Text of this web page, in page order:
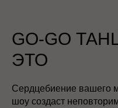
GO-GO
ЭТО
Сердцебиение вашего
шоу создаст